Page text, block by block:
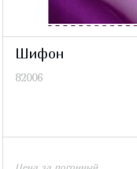
Шифон
82006